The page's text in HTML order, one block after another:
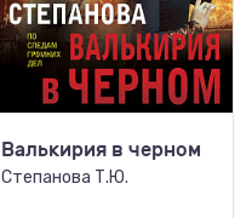
Валькирия в черном
Степанова Т.Ю.